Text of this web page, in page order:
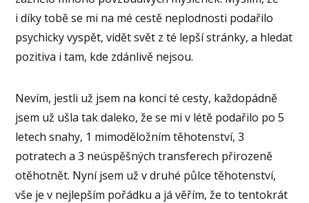
i díky tobě se mi na mé cestě neplodnosti podařilo
psychicky vyspět, vidět svět z té lepší stránky, a hledat
pozitiva i tam, kde zdánlivě nejsou.
Nevím, jestli už jsem na konci té cesty, každopádně
jsem už ušla tak daleko, že se mi v létě podařilo po 5
letech snahy, 1 mimoděložním těhotenství, 3
potratech a 3 neúspěšných transferech přirozeně
otěhotnět. Nyní jsem už v druhé půlce těhotenství,
vše je v nejlepším pořádku a já věřím, že to tentokrát